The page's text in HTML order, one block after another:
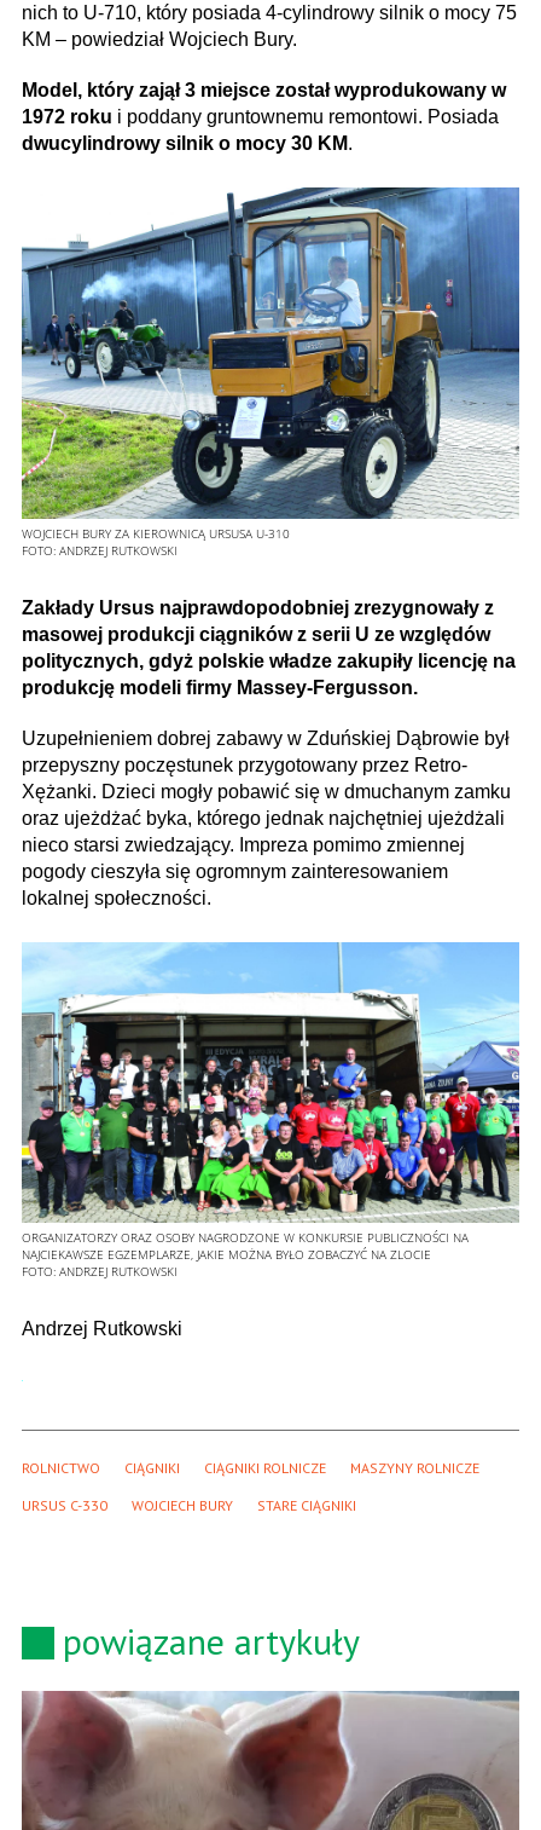
nich to U-710, który posiada 4-cylindrowy silnik o mocy 75
KM – powiedział Wojciech Bury.
Model, który zajął 3 miejsce został wyprodukowany w
1972 roku i poddany gruntownemu remontowi. Posiada
dwucylindrowy silnik o mocy 30 KM.
WOJCIECH BURY ZA KIEROWNICĄ URSUSA U-310
FOTO: ANDRZEJ RUTKOWSKI
Zakłady Ursus najprawdopodobniej zrezygnowały z
masowej produkcji ciągników z serii U ze względów
politycznych, gdyż polskie władze zakupiły licencję na
produkcję modeli firmy Massey-Fergusson.
Uzupełnieniem dobrej zabawy w Zduńskiej Dąbrowie był
przepyszny poczęstunek przygotowany przez Retro-
Xężanki. Dzieci mogły pobawić się w dmuchanym zamku
oraz ujeżdżać byka, którego jednak najchętniej ujeżdżali
nieco starsi zwiedzający. Impreza pomimo zmiennej
pogody cieszyła się ogromnym zainteresowaniem
lokalnej społeczności.
ORGANIZATORZY ORAZ OSOBY NAGRODZONE W KONKURSIE PUBLICZNOŚCI NA
NAJCIEKAWSZE EGZEMPLARZE, JAKIE MOŻNA BYŁO ZOBACZYĆ NA ZLOCIE
FOTO: ANDRZEJ RUTKOWSKI
Andrzej Rutkowski
ROLNICTWO CIĄGNIKI CIĄGNIKI ROLNICZE MASZYNY ROLNICZE
URSUS C-330 WOJCIECH BURY STARE CIĄGNIKI
powiązane artykuły